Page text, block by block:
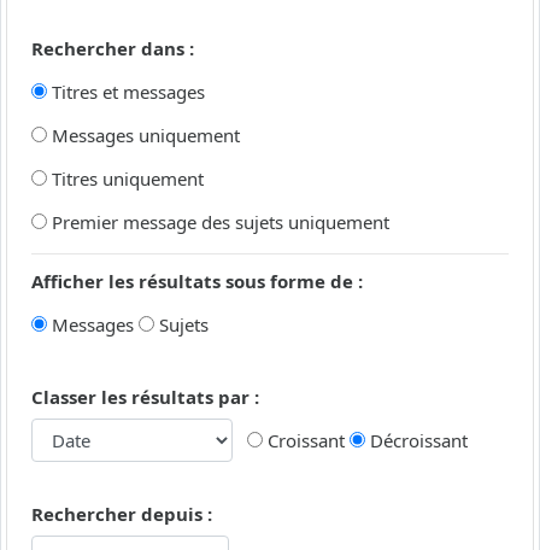
Rechercher dans :
Titres et messages
Messages uniquement
Titres uniquement
Premier message des sujets uniquement
Afficher les résultats sous forme de :
Messages
Sujets
Classer les résultats par :
Croissant
Décroissant
Rechercher depuis :